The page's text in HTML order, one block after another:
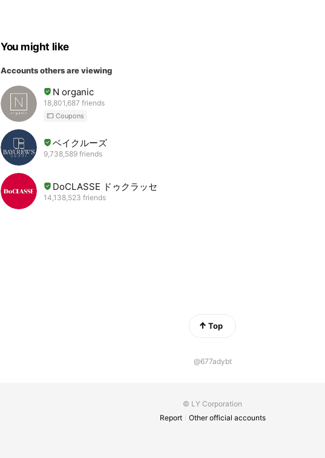
You might like
Accounts others are viewing
N organic
18,801,687 friends
Coupons
ベイクルーズ
9,738,589 friends
DoCLASSE ドゥクラッセ
14,138,523 friends
Top
@677adybt
© LY Corporation
Report
Other official accounts